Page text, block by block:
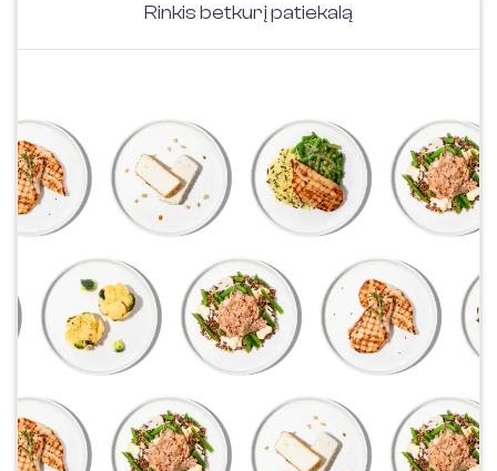
Rinkis betkurį patiekalą